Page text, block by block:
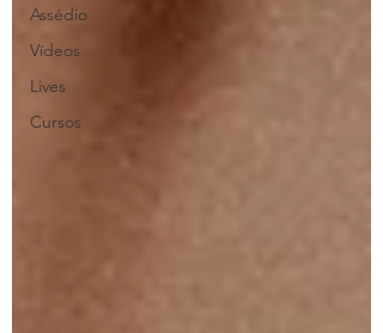
Assédio
Vídeos
Lives
Cursos